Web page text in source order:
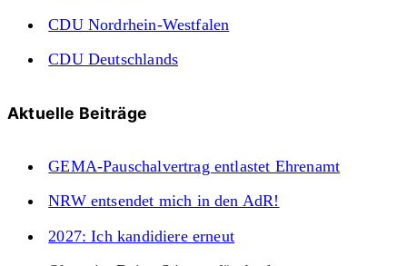
CDU Nordrhein-Westfalen
CDU Deutschlands
Aktuelle Beiträge
GEMA-Pauschalvertrag entlastet Ehrenamt
NRW entsendet mich in den AdR!
2027: Ich kandidiere erneut